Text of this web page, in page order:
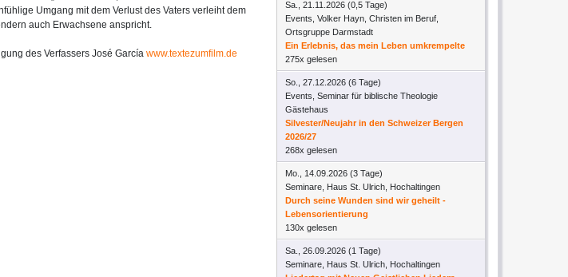
Umgang mit dem Verlust des Vaters verleiht dem
auch Erwachsene anspricht.
des Verfassers José García www.textezumfilm.de
Sa., 21.11.2026 (0,5 Tage)
Events, Volker Hayn, Christen im Beruf,
Ortsgruppe Darmstadt
Ein Erlebnis, das mein Leben umkrempelte
275x gelesen
So., 27.12.2026 (6 Tage)
Events, Seminar für biblische Theologie
Gästehaus
Silvester/Neujahr in den Schweizer Bergen
2026/27
268x gelesen
Mo., 14.09.2026 (3 Tage)
Seminare, Haus St. Ulrich, Hochaltingen
Durch seine Wunden sind wir geheilt -
Lebensorientierung
130x gelesen
Sa., 26.09.2026 (1 Tage)
Seminare, Haus St. Ulrich, Hochaltingen